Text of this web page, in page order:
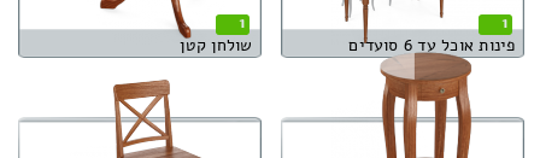
1
פינות אוכל עד 6 סועדים
1
שולחן קטן